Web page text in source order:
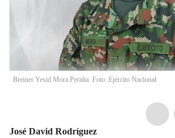
Breiner Yesid Mora Peralta. Foto: Ejército Nacional
José David Rodríguez